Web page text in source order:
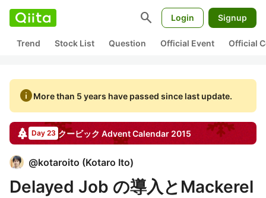
search Login Signup
Trend Stock List Question Official Event Official
infoMore than 5 years have passed since last update.
Day 23 クービック Advent Calendar 2015
@kotaroito (Kotaro Ito)
Delayed Job の導入とMackerel